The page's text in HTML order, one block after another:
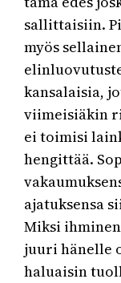
sallittaisiin.
myös
kansalaisia,
viimeisiäkin
ei toimisi
hengittää.
ajatuksensa
Miksi
juuri hänelle
haluaisin